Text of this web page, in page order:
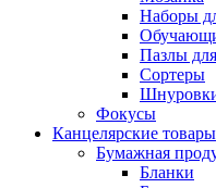
Наборы
Пазлы
Сортеры
Фокусы
Канцелярские товары
Бумажная
Бланки